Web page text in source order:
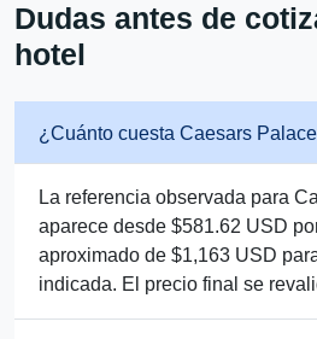
Dudas antes de
hotel
¿Cuánto cuesta Caesars
La referencia observada para
aparece desde $581.62 USD
aproximado de $1,163 USD
indicada. El precio final se